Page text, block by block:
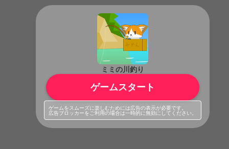
ミミの川釣り
ゲームスタート
ゲームをスムーズに楽しむためには広告の表示が必要です。
広告ブロッカーをご利用の場合は一時的に無効にしてください。